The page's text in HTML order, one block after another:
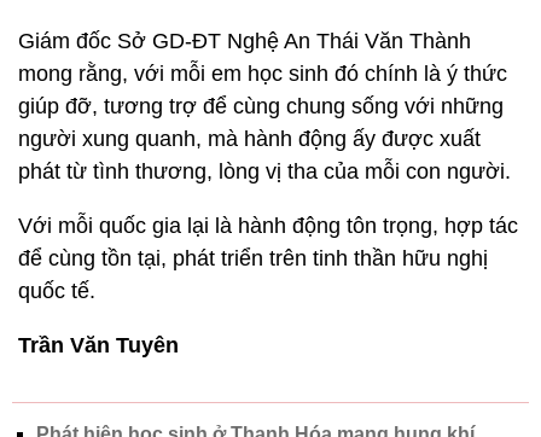
Giám đốc Sở GD-ĐT Nghệ An Thái Văn Thành
mong rằng, với mỗi em học sinh đó chính là ý thức
giúp đỡ, tương trợ để cùng chung sống với những
người xung quanh, mà hành động ấy được xuất
phát từ tình thương, lòng vị tha của mỗi con người.
Với mỗi quốc gia lại là hành động tôn trọng, hợp tác
để cùng tồn tại, phát triển trên tinh thần hữu nghị
quốc tế.
Trần Văn Tuyên